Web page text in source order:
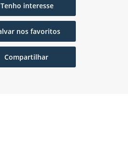
Tenho interesse
nos favoritos
Compartilhar